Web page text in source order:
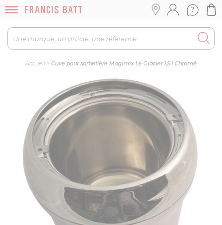
Accueil > Cuve pour sorbetière Magimix Le Glacier 1,5 l Chromé